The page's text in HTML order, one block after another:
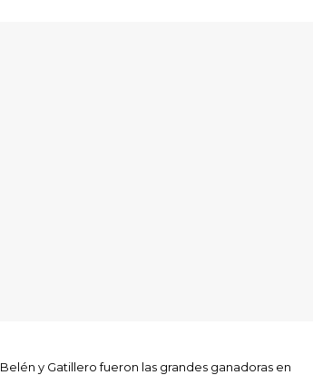
Belén y Gatillero fueron las grandes ganadoras en